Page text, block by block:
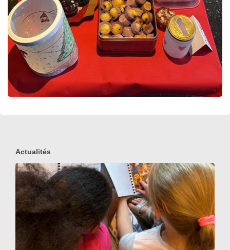
Actualités